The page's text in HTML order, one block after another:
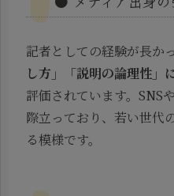
記者としての経験が長か
し方」「説明の論理性」
評価されています。SNS
際立っており、若い世代
る模様です。